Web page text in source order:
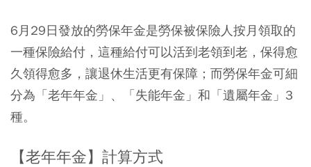
6月29日發放的勞保年金是勞保被保險人按月領取的
一種保險給付，這種給付可以活到老領到老，保得愈
久領得愈多，讓退休生活更有保障；而勞保年金可細
分為「老年年金」、「失能年金」和「遺屬年金」3
種。
【老年年金】計算方式